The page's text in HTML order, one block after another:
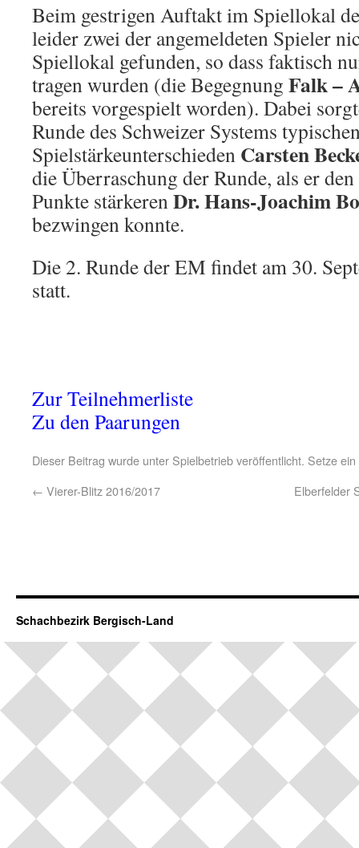
Beim gestrigen Auftakt im Spiellokal
leider zwei der angemeldeten Spieler
Spiellokal gefunden, so dass faktisch
tra­gen wurden (die Begegnung Falk –
bereits vorgespielt worden). Dabei
Runde des Schweizer Systems
Spielstärkeunterschieden Carsten
die Überraschung der Runde, als er
Punkte stärkerenDr. Hans-Joachim
bezwingen konnte.
Die 2. Runde der EM findet am 30.
statt.
Zur Teilnehmerliste
Zu den Paarungen
Dieser Beitrag wurde unter Spielbetriebveröffentlicht. Setze
← Vierer-Blitz 2016/2017 Elberfelder
Schachbezirk Bergisch-Land